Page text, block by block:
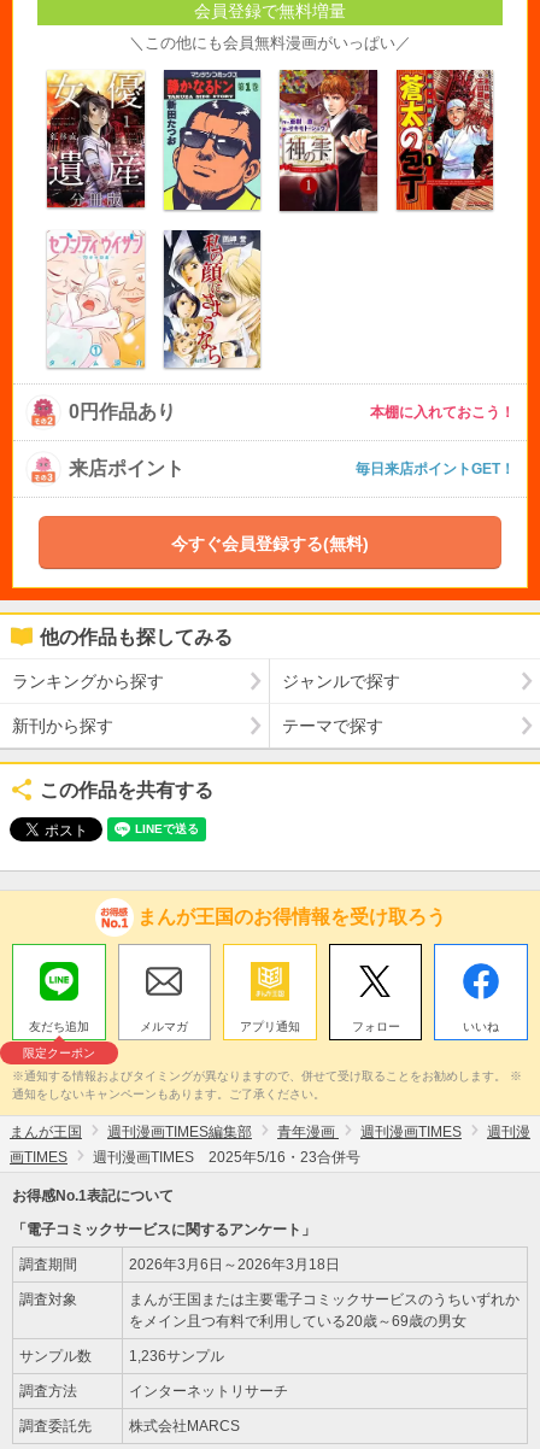
会員登録で無料増量
＼この他にも会員無料漫画がいっぱい／
0円作品あり 本棚に入れておこう！
来店ポイント 毎日来店ポイントGET！
今すぐ会員登録する(無料)
他の作品も探してみる
ランキングから探す ジャンルで探す
新刊から探す テーマで探す
この作品を共有する
まんが王国のお得情報を受け取ろう
友だち追加
限定クーポン
メルマガ アプリ通知 フォロー いいね
※通知する情報およびタイミングが異なりますので、併せて受け取ることをお勧めします。 ※
通知をしないキャンペーンもあります。ご了承ください。
まんが王国 週刊漫画TIMES編集部 青年漫画 週刊漫画TIMES
週刊漫
画TIMES
週刊漫画TIMES 2025年5/16・23合併号
お得感No.1表記について
「電子コミックサービスに関するアンケート」
調査期間 2026年3月6日～2026年3月18日
調査対象
まんが王国または主要電子コミックサービスのうちいずれか
をメイン且つ有料で利用している20歳～69歳の男女
サンプル数 1,236サンプル
調査方法 インターネットリサーチ
調査委託先 株式会社MARCS